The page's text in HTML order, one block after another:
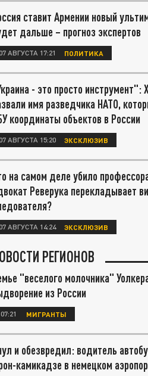
ставит Армении новый
дальше – прогноз экспертов
АВГУСТА 17:21 ПОЛИТИКА
- это просто инструмент":
имя разведчика НАТО,
координаты объектов в России
АВГУСТА 15:20 ЭКСКЛЮЗИВ
на самом деле убило
Реверука перекладывает
АВГУСТА 14:24 ЭКСКЛЮЗИВ
РЕГИОНОВ
"веселого молочника"
из России
07:21 МИГРАНТЫ
и обезвредил: водитель
камикадзе в немецком